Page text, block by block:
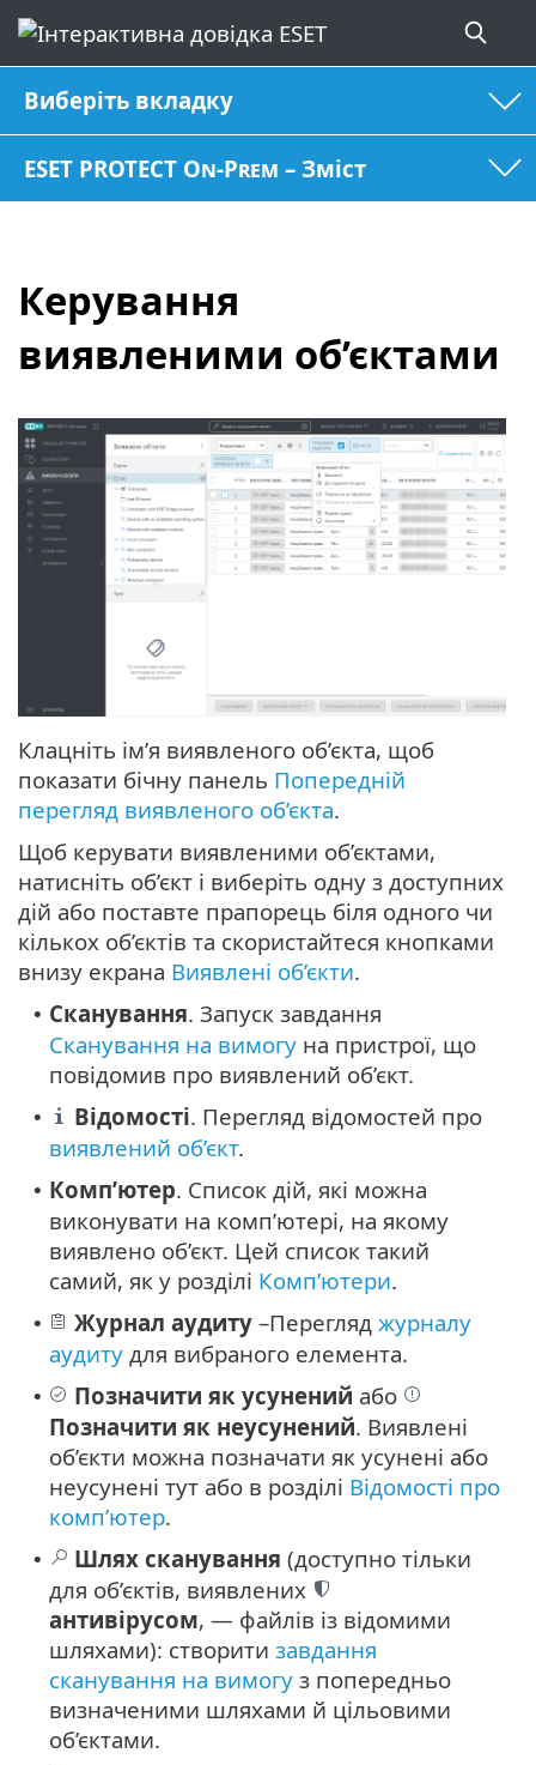
Виберіть вкладку
ESET PROTECT On-Prem – Зміст
Керування
виявленими об’єктами
Клацніть ім’я виявленого об’єкта, щоб
показати бічну панель Попередній
перегляд виявленого об’єкта.
Щоб керувати виявленими об’єктами,
натисніть об’єкт і виберіть одну з доступних
дій або поставте прапорець біля одного чи
кількох об’єктів та скористайтеся кнопками
внизу екрана Виявлені об’єкти.
• Сканування. Запуск завдання
Сканування на вимогу на пристрої, що
повідомив про виявлений об’єкт.
• Відомості. Перегляд відомостей про
виявлений об’єкт.
• Комп’ютер. Список дій, які можна
виконувати на комп’ютері, на якому
виявлено об’єкт. Цей список такий
самий, як у розділі Комп’ютери.
• Журнал аудиту –Перегляд журналу
аудиту для вибраного елемента.
• Позначити як усунений або
Позначити як неусунений. Виявлені
об’єкти можна позначати як усунені або
неусунені тут або в розділі Відомості про
комп’ютер.
• Шлях сканування (доступно тільки
для об’єктів, виявлених
антивірусом, — файлів із відомими
шляхами): створити завдання
сканування на вимогу з попередньо
визначеними шляхами й цільовими
об’єктами.